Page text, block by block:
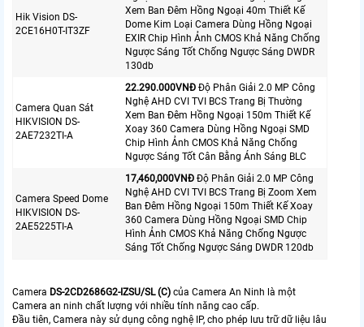
Hik Vision DS-
2CE16H0T-IT3ZF
Xem Ban Đêm Hồng Ngoại 40m Thiết Kế
Dome Kim Loại Camera Dùng Hồng Ngoại
EXIR Chip Hình Ảnh CMOS Khả Năng Chống
Ngược Sáng Tốt Chống Ngược Sáng DWDR
130db
Camera Quan Sát
HIKVISION DS-
2AE7232TI-A
22.290.000VNÐ Độ Phân Giải 2.0 MP Công
Nghệ AHD CVI TVI BCS Trang Bị Thường
Xem Ban Đêm Hồng Ngoại 150m Thiết Kế
Xoay 360 Camera Dùng Hồng Ngoại SMD
Chip Hình Ảnh CMOS Khả Năng Chống
Ngược Sáng Tốt Cân Bằng Ánh Sáng BLC
Camera Speed Dome
HIKVISION DS-
2AE5225TI-A
17,460,000VNÐ Độ Phân Giải 2.0 MP Công
Nghệ AHD CVI TVI BCS Trang Bị Zoom Xem
Ban Đêm Hồng Ngoại 150m Thiết Kế Xoay
360 Camera Dùng Hồng Ngoại SMD Chip
Hình Ảnh CMOS Khả Năng Chống Ngược
Sáng Tốt Chống Ngược Sáng DWDR 120db
Camera DS-2CD2686G2-IZSU/SL (C) của Camera An Ninh là một
Camera an ninh chất lượng với nhiều tính năng cao cấp.
Đầu tiên, Camera này sử dụng công nghệ IP, cho phép lưu trữ dữ liệu lâu